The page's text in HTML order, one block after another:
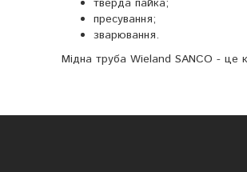
тверда пайка;
пресування;
зварювання.
Мідна труба Wieland SANCO - це